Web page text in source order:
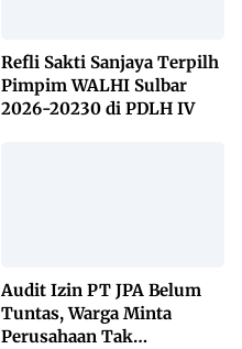
Refli Sakti Sanjaya Terpilh
Pimpim WALHI Sulbar
2026-20230 di PDLH IV
Audit Izin PT JPA Belum
Tuntas, Warga Minta
Perusahaan Tak